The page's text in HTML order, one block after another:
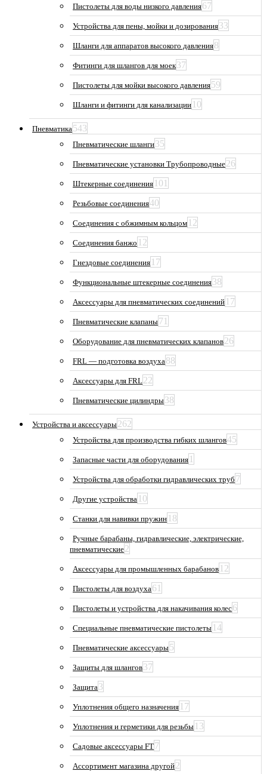
Пистолеты для воды низкого давления67
Устройства для пены, мойки и дозирования33
Шланги для аппаратов высокого давления8
Фитинги для шлангов для моек37
Пистолеты для мойки высокого давления59
Шланги и фитинги для канализации 10
Пневматика543
Пневматические шланги35
Пневматические установки Трубопроводные26
Штекерные соединения 101
Резьбовые соединения40
Соединения с обжимным кольцом 12
Соединения банжо 12
Гнездовые соединения 17
Функциональные штекерные соединения38
Аксессуары для пневматических соединений 17
Пневматические клапаны71
Оборудование для пневматических клапанов26
FRL — подготовка воздуха88
Аксессуары для FRL22
Пневматические цилиндры38
Устройства и аксессуары262
Устройства для производства гибких шлангов45
Запасные части для оборудования 1
Устройства для обработки гидравлических труб 7
Другие устройства 10
Станки для навивки пружин 18
Ручные барабаны, гидравлические, электрические,
пневматические2
Аксессуары для промышленных барабанов 12
Пистолеты для воздуха61
Пистолеты и устройства для накачивания колес6
Специальные пневматические пистолеты 14
Пневматические аксессуары5
Защиты для шлангов37
Защита3
Уплотнения общего назначения 17
Уплотнения и герметики для резьбы 13
Садовые аксессуары FT7
Ассортимент магазина другой2